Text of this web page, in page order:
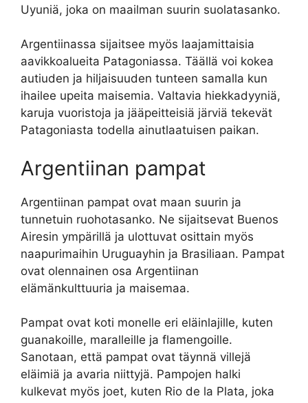
Uyuniä, joka on maailman suurin suolatasanko.
Argentiinassa sijaitsee myös laajamittaisia
aavikkoalueita Patagoniassa. Täällä voi kokea
autiuden ja hiljaisuuden tunteen samalla kun
ihailee upeita maisemia. Valtavia hiekkadyyniä,
karuja vuoristoja ja jääpeitteisiä järviä tekevät
Patagoniasta todella ainutlaatuisen paikan.
Argentiinan pampat
Argentiinan pampat ovat maan suurin ja
tunnetuin ruohotasanko. Ne sijaitsevat Buenos
Airesin ympärillä ja ulottuvat osittain myös
naapurimaihin Uruguayhin ja Brasiliaan. Pampat
ovat olennainen osa Argentiinan
elämänkulttuuria ja maisemaa.
Pampat ovat koti monelle eri eläinlajille, kuten
guanakoille, maralleille ja flamengoille.
Sanotaan, että pampat ovat täynnä villejä
eläimiä ja avaria niittyjä. Pampojen halki
kulkevat myös joet, kuten Rio de la Plata, joka